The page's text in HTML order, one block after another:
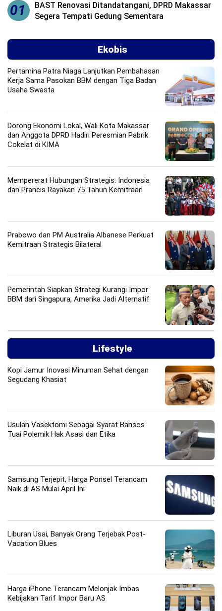
01
BAST Renovasi Ditandatangani, DPRD Makassar
Segera Tempati Gedung Sementara
Ekobis
Pertamina Patra Niaga Lanjutkan Pembahasan
Kerja Sama Pasokan BBM dengan Tiga Badan
Usaha Swasta
Dorong Ekonomi Lokal, Wali Kota Makassar
dan Anggota DPRD Hadiri Peresmian Pabrik
Cokelat di KIMA
Mempererat Hubungan Strategis: Indonesia
dan Prancis Rayakan 75 Tahun Kemitraan
Prabowo dan PM Australia Albanese Perkuat
Kemitraan Strategis Bilateral
Pemerintah Siapkan Strategi Kurangi Impor
BBM dari Singapura, Amerika Jadi Alternatif
Lifestyle
Kopi Jamur Inovasi Minuman Sehat dengan
Segudang Khasiat
Usulan Vasektomi Sebagai Syarat Bansos
Tuai Polemik Hak Asasi dan Etika
Samsung Terjepit, Harga Ponsel Terancam
Naik di AS Mulai April Ini
Liburan Usai, Banyak Orang Terjebak Post-
Vacation Blues
Harga iPhone Terancam Melonjak Imbas
Kebijakan Tarif Impor Baru AS